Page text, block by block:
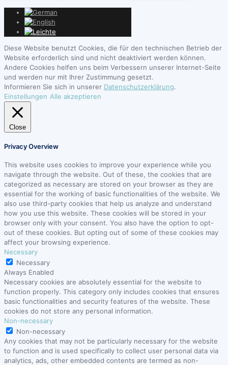
Diese Website benutzt Cookies, die für den technischen Betrieb der
Website erforderlich sind und nicht deaktiviert werden können.
Andere Cookies helfen uns beim Verbessern unserer Internet-Seite
und werden nur mit Ihrer Zustimmung gesetzt.
Informieren Sie sich in unserer Datenschutzerklärung.
Einstellungen Alle akzeptieren
Close
Privacy Overview
This website uses cookies to improve your experience while you
navigate through the website. Out of these, the cookies that are
categorized as necessary are stored on your browser as they are
essential for the working of basic functionalities of the website. We
also use third-party cookies that help us analyze and understand
how you use this website. These cookies will be stored in your
browser only with your consent. You also have the option to opt-
out of these cookies. But opting out of some of these cookies may
affect your browsing experience.
Necessary
Necessary
Always Enabled
Necessary cookies are absolutely essential for the website to
function properly. This category only includes cookies that ensures
basic functionalities and security features of the website. These
cookies do not store any personal information.
Non-necessary
Non-necessary
Any cookies that may not be particularly necessary for the website
to function and is used specifically to collect user personal data via
analytics, ads, other embedded contents are termed as non-